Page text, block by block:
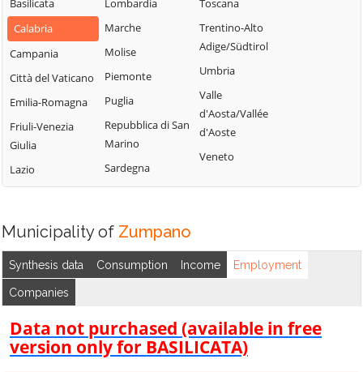
Bianchi
Bisignano
Bocchigliero
Bonifati
Buonvicino
Calopezzati
Cariati
Carolei
Carpanzano
Casali del Manco
Cassano all'Ionio
Castiglione
Lappano
Lattarico
Longobardi
Longobucco
Lungro
Luzzi
Mandatoriccio
Mangone
Marano
Principato
Marzi
San Giorgio
Albanese
San Giovanni in
Fiore
San Lorenzo
Vallo
Argentano
San Nicola Arcella
San Pietro in
Basilicata
Calabria
Campania
Città del Vaticano
Emilia-Romagna
Friuli-Venezia
Giulia
Lazio
Lombardia
Marche
Molise
Piemonte
Puglia
Repubblica di San
Marino
Sardegna
Toscana
Trentino-Alto
Adige/Südtirol
Umbria
Valle
d'Aosta/Vallée
d'Aoste
Veneto
Municipality of Zumpano
Synthesis data Consumption Income Employment
Companies
Data not purchased (available in free
version only for BASILICATA)